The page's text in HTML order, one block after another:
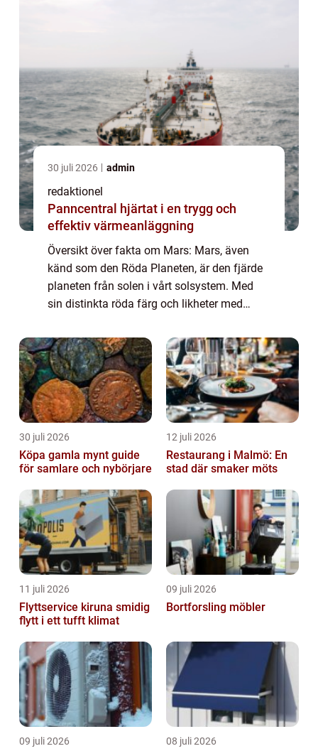
30 juli 2026 admin
redaktionel
Panncentral hjärtat i en trygg och
effektiv värmeanläggning
Översikt över fakta om Mars: Mars, även
känd som den Röda Planeten, är den fjärde
planeten från solen i vårt solsystem. Med
sin distinkta röda färg och likheter med
och forskare över hela världen. Denna arti...
30 juli 2026
Köpa gamla mynt guide
för samlare och nybörjare
12 juli 2026
Restaurang i Malmö: En
stad där smaker möts
11 juli 2026
Flyttservice kiruna smidig
flytt i ett tufft klimat
09 juli 2026
Bortforsling möbler
09 juli 2026 08 juli 2026